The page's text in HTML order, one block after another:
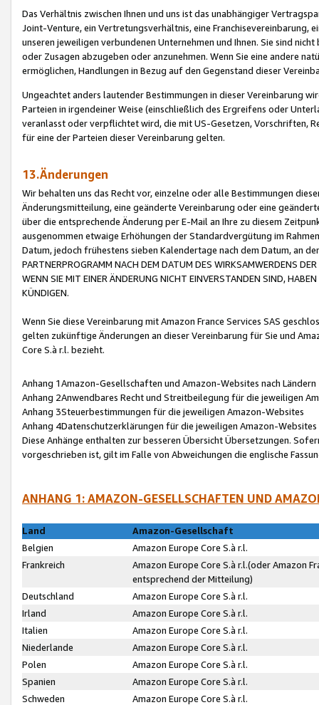
Das Verhältnis zwischen Ihnen und uns ist das unabhängiger
Joint-Venture, ein Vertretungsverhältnis, eine Franchisevereinbarung,
unseren jeweiligen verbundenen Unternehmen und Ihnen. Sie sind
oder Zusagen abzugeben oder anzunehmen. Wenn Sie eine andere
ermöglichen, Handlungen in Bezug auf den Gegenstand dieser
Ungeachtet anders lautender Bestimmungen in dieser Vereinbarung
Parteien in irgendeiner Weise (einschließlich des Ergreifens oder
veranlasst oder verpflichtet wird, die mit US-Gesetzen, Vorschriften,
für eine der Parteien dieser Vereinbarung gelten.
13.Änderungen
Wir behalten uns das Recht vor, einzelne oder alle Bestimmungen
Änderungsmitteilung, eine geänderte Vereinbarung oder eine
über die entsprechende Änderung per E-Mail an Ihre zu diesem
ausgenommen etwaige Erhöhungen der Standardvergütung im
Datum, jedoch frühestens sieben Kalendertage nach dem Datum, an
PARTNERPROGRAMM NACH DEM DATUM DES WIRKSAMWERDENS
WENN SIE MIT EINER ÄNDERUNG NICHT EINVERSTANDEN SIND,
KÜNDIGEN.
Wenn Sie diese Vereinbarung mit Amazon France Services SAS
gelten zukünftige Änderungen an dieser Vereinbarung für Sie und
Core S.à r.l. bezieht.
Anhang 1Amazon-Gesellschaften und Amazon-Websites nach Ländern
Anhang 2Anwendbares Recht und Streitbeilegung für die jeweiligen
Anhang 3Steuerbestimmungen für die jeweiligen Amazon-Websites
Anhang 4Datenschutzerklärungen für die jeweiligen Amazon-Websites
Diese Anhänge enthalten zur besseren Übersicht Übersetzungen.
vorgeschrieben ist, gilt im Falle von Abweichungen die englische
ANHANG 1: AMAZON-GESELLSCHAFTEN UND
Land
Amazon-Gesellschaft
Belgien
Amazon Europe Core S.à r.l.
Frankreich
Amazon Europe Core S.à r.l.(oder Amazon
entsprechend der Mitteilung)
Deutschland
Amazon Europe Core S.à r.l.
Irland
Amazon Europe Core S.à r.l.
Italien
Amazon Europe Core S.à r.l.
Niederlande
Amazon Europe Core S.à r.l.
Polen
Amazon Europe Core S.à r.l.
Spanien
Amazon Europe Core S.à r.l.
Schweden
Amazon Europe Core S.à r.l.